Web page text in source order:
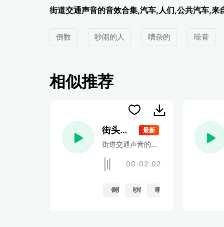
街道交通声音的音效合集,汽车,人们,公共汽车,来
倒数 吵闹的人 嘈杂的 噪音
相似推荐
街头生活 2最新
街道交通声音的音效合集,汽车,人们,
00:02:02
倒数 吵闹的人嘈杂的